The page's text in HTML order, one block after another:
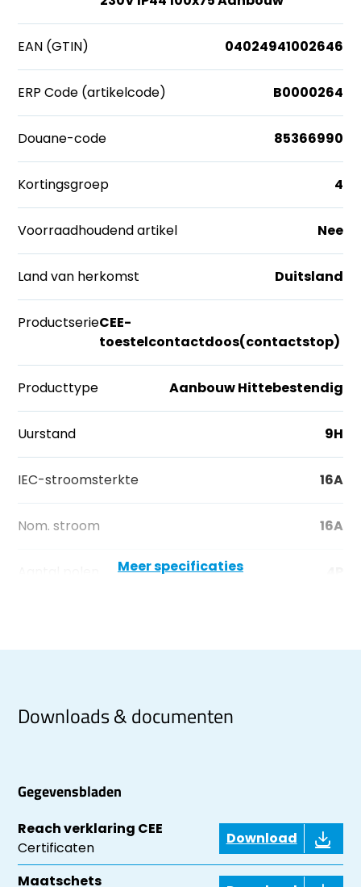
EAN (GTIN) 04024941002646
ERP Code (artikelcode) B0000264
Douane-code 85366990
Kortingsgroep 4
Voorraadhoudend artikel Nee
Land van herkomst Duitsland
ProductserieCEE-
toestelcontactdoos(contactstop)
Producttype Aanbouw Hittebestendig
Uurstand 9H
IEC-stroomsterkte 16A
Nom. stroom 16A
Meer specificaties
Downloads & documenten
Gegevensbladen
Reach verklaring CEE
Certificaten
Download
Maatschets